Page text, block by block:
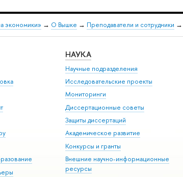
экономики» → О Вышке → Преподаватели и сотрудники →
НАУКА
Научные подразделения
Исследовательские проекты
Мониторинги
Диссертационные советы
Защиты диссертаций
Академическое развитие
Конкурсы и гранты
Внешние научно-информационные
ресурсы